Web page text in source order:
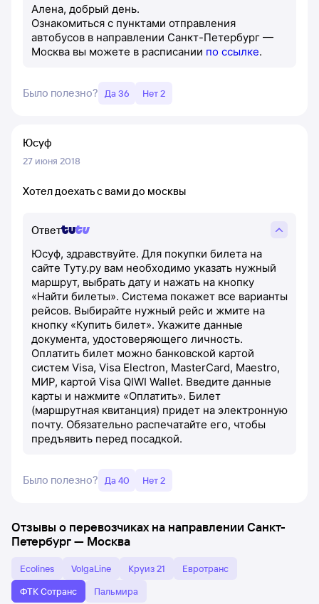
Алена, добрый день.
Ознакомиться с пунктами отправления
автобусов в направлении Санкт-Петербург —
Москва вы можете в расписании по ссылке.
Было полезно? Да 36 Нет 2
Юсуф
27 июня 2018
Хотел доехать с вами до москвы
Ответ
Юсуф, здравствуйте. Для покупки билета на
сайте Туту.ру вам необходимо указать нужный
маршрут, выбрать дату и нажать на кнопку
«Найти билеты». Система покажет все варианты
рейсов. Выбирайте нужный рейс и жмите на
кнопку «Купить билет». Укажите данные
документа, удостоверяющего личность.
Оплатить билет можно банковской картой
систем Visa, Visa Electron, MasterCard, Maestro,
МИР, картой Visa QIWI Wallet. Введите данные
карты и нажмите «Оплатить». Билет
(маршрутная квитанция) придет на электронную
почту. Обязательно распечатайте его, чтобы
предъявить перед посадкой.
Было полезно? Да 40 Нет 2
Отзывы о перевозчиках на направлении Санкт-
Петербург— Москва
Ecolines VolgaLine Круиз 21
Евротранс
ФТК Сотранс
Пальмира